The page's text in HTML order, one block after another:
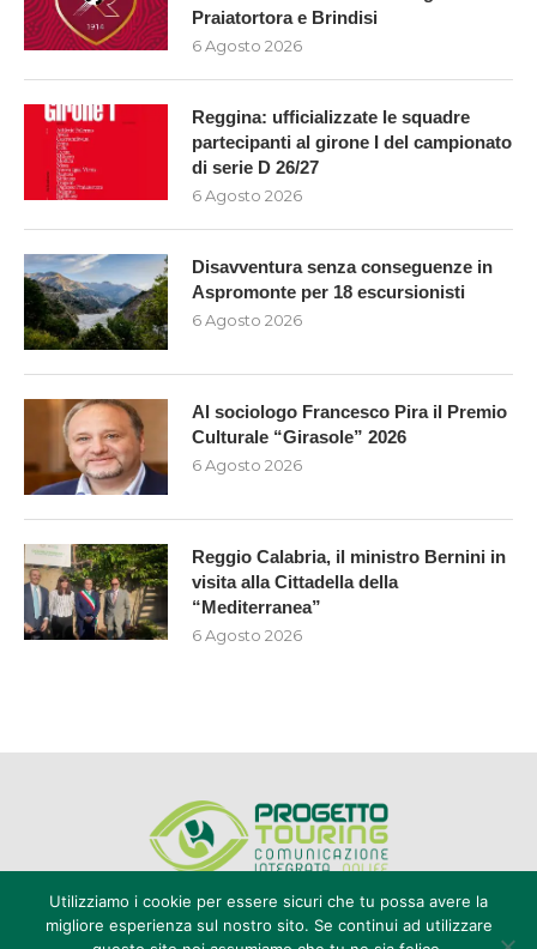
Praiatortora e Brindisi
6 Agosto 2026
Reggina: ufficializzate le squadre
partecipanti al girone I del campionato
di serie D 26/27
6 Agosto 2026
Disavventura senza conseguenze in
Aspromonte per 18 escursionisti
6 Agosto 2026
Al sociologo Francesco Pira il Premio
Culturale “Girasole” 2026
6 Agosto 2026
Reggio Calabria, il ministro Bernini in
visita alla Cittadella della
“Mediterranea”
6 Agosto 2026
Utilizziamo i cookie per essere sicuri che tu possa avere la
migliore esperienza sul nostro sito. Se continui ad utilizzare